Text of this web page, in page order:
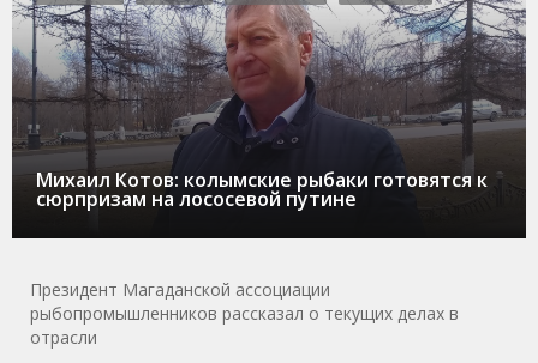
Михаил Котов: колымские рыбаки готовятся к
сюрпризам на лососевой путине
Президент Магаданской ассоциации
рыбопромышленников рассказал о текущих делах в
отрасли